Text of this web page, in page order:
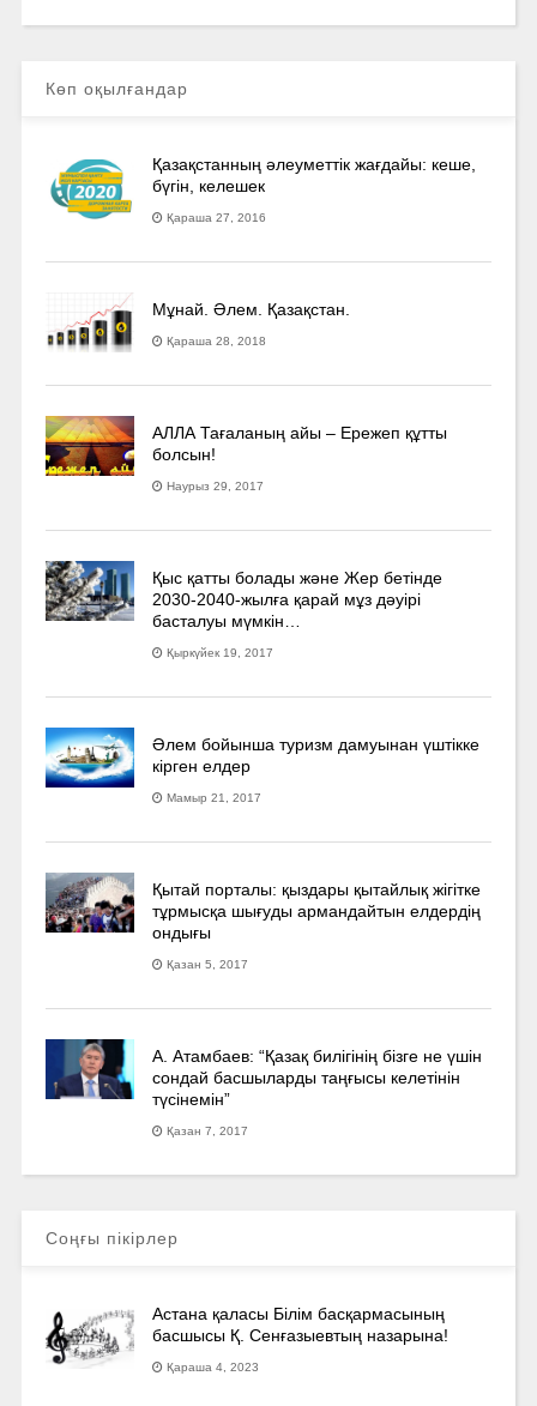
Көп оқылғандар
Қазақстанның әлеуметтік жағдайы: кеше,
бүгін, келешек
Қараша 27, 2016
Мұнай. Әлем. Қазақстан.
Қараша 28, 2018
АЛЛА Тағаланың айы – Ережеп құтты
болсын!
Наурыз 29, 2017
Қыс қатты болады және Жер бетінде
2030-2040­-жылға қарай мұз дәуірі
басталуы мүмкін…
Қыркүйек 19, 2017
Әлем бойынша туризм дамуынан үштікке
кірген елдер
Мамыр 21, 2017
Қытай порталы: қыздары қытайлық жігітке
тұрмысқа шығуды армандайтын елдердің
ондығы
Қазан 5, 2017
А. Атамбаев: “Қазақ билігінің бізге не үшін
сондай басшыларды таңғысы келетінін
түсінемін”
Қазан 7, 2017
Соңғы пікірлер
Астана қаласы Білім басқармасының
басшысы Қ. Сенғазыевтың назарына!
Қараша 4, 2023